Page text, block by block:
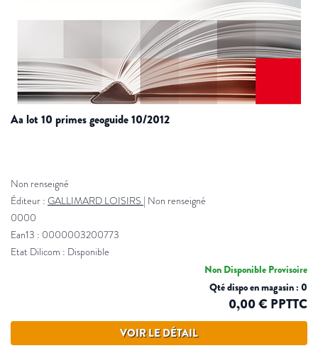
aa lot 10 primes geoguide 10/2012
Non renseigné
Éditeur : GALLIMARD LOISIRS | Non renseigné
0000
Ean13 : 0000003200773
Etat Dilicom : Disponible
Non Disponible Provisoire
Qté dispo en magasin : 0
0,00 € PPTTC
VOIR LE DÉTAIL